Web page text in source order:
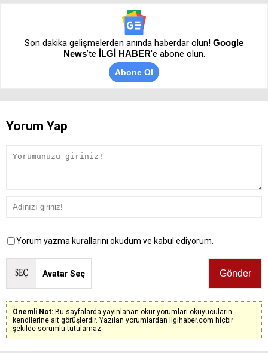
Son dakika gelişmelerden anında haberdar olun! Google
News’te İLGİ HABER'e abone olun.
Abone Ol
Yorum Yap
Yorum yazma kurallarını okudum ve kabul ediyorum.
Avatar Seç
Önemli Not: Bu sayfalarda yayınlanan okur yorumları okuyucuların
kendilerine ait görüşlerdir. Yazılan yorumlardan ilgihaber.com hiçbir
şekilde sorumlu tutulamaz.